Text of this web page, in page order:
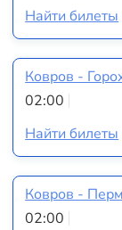
Найти билеты
Ковров -
02:00
Найти билеты
Ковров -
02:00